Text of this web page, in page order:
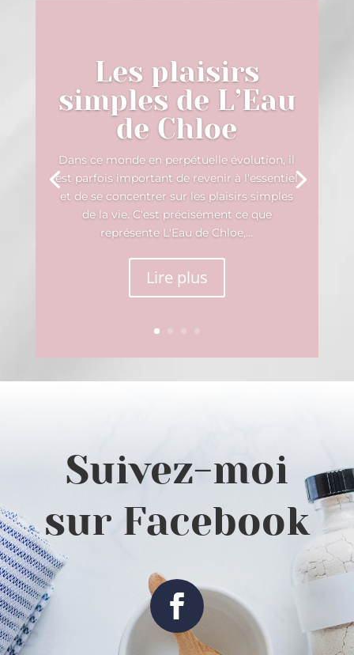
Les plaisirs
simples de L’Eau
de Chloe
Dans ce monde en perpétuelle évolution, il
est parfois important de revenir à l'essentiel
et de se concentrer sur les plaisirs simples
de la vie. C'est précisément ce que
représente L'Eau de Chloe,...
Lire plus
Suivez-moi
sur Facebook